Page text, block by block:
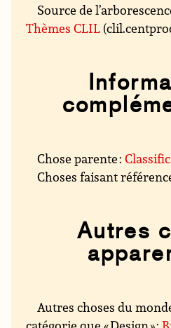
Source de
Thèmes CLIL
Chose parente :
Choses faisant
Autres
Autres choses du